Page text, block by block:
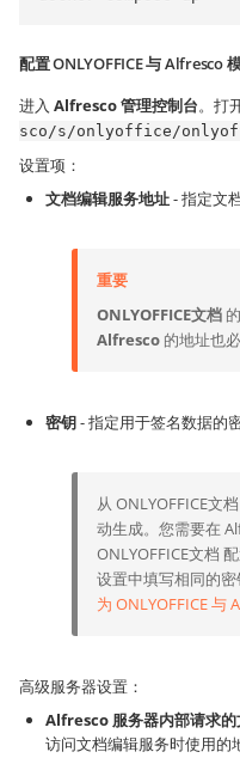
配置 ONLYOFFICE 与 Alfresco
进入 Alfresco 管理控制台。打
sco/s/onlyoffice/
设置项：
文档编辑服务地址- 指定文
重要
ONLYOFFICE文档
Alfresco 的地址也
密钥- 指定用于签名数据的密
从 ONLYOFFICE文档
动生成。您需要在
ONLYOFFICE文档
设置中填写相同的
为 ONLYOFFICE 与
高级服务器设置：
Alfresco 服务器内部请求
访问文档编辑服务时使用的